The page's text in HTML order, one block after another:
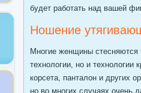
будет работать над вашей
Ношение
Многие женщины стесняются
технологии, но и
корсета, панталон и других
но во многих случаях очень